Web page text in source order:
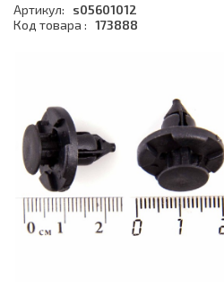
Артикул:
s05601012
Код товара : 173888